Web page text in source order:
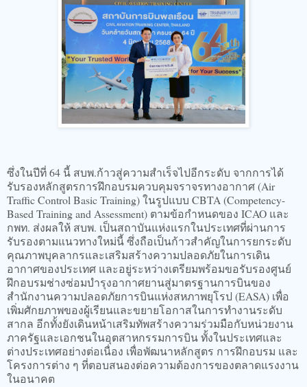
ซึ่งในปีที่ 64 นี้ สบพ.ก้าวสู่ความสำเร็จไปอีกระดับ จากการได้
รับรองหลักสูตรการฝึกอบรมควบคุมจราจรทางอากาศ (Air
Traffic Control Basic Training) ในรูปแบบ CBTA (Competency-
Based Training and Assessment) ตามข้อกำหนดของ ICAO และ
กพท. ส่งผลให้ สบพ. เป็นสถาบันแห่งแรกในประเทศที่ผ่านการ
รับรองตามแนวทางใหม่นี้ ซึ่งถือเป็นก้าวสำคัญในการยกระดับ
คุณภาพบุคลากรและเสริมสร้างความปลอดภัยในการเดิน
อากาศของประเทศ และอยู่ระหว่างเตรียมพร้อมขอรับรองศูนย์
ฝึกอบรมช่างซ่อมบำรุงอากาศยานสู่มาตรฐานการบินของ
สำนักงานความปลอดภัยการบินแห่งสหภาพยุโรป (EASA) เพื่อ
เพิ่มศักยภาพของผู้เรียนและขยายโอกาสในการทำงานระดับ
สากล อีกทั้งยังเดินหน้าเสริมทัพสร้างความร่วมมือกับหน่วยงาน
ภาครัฐและเอกชนในอุตสาหกรรมการบิน ทั้งในประเทศและ
ต่างประเทศอย่างต่อเนื่อง เพื่อพัฒนาหลักสูตร การฝึกอบรม และ
โครงการต่าง ๆ ที่ตอบสนองต่อความต้องการของตลาดแรงงาน
ในอนาคต